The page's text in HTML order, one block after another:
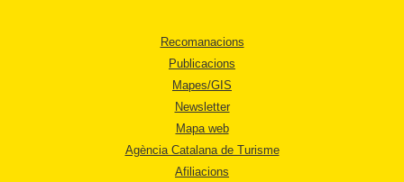
Recomanacions
Publicacions
Mapes/GIS
Newsletter
Mapa web
Agència Catalana de Turisme
Afiliacions